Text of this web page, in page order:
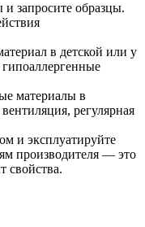
запросите образцы.
в детской или у
материалы в
регулярная
и эксплуатируйте
производителя — это
свойства.